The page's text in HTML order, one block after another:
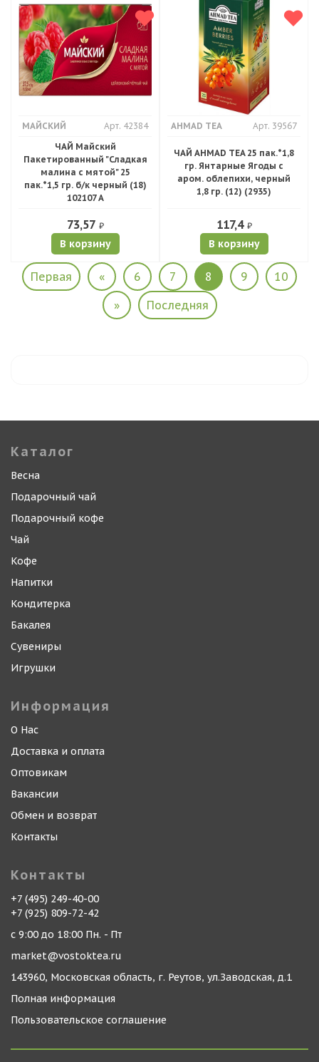
МАЙСКИЙ
Арт. 42384
ЧАЙ Майский
Пакетированный "Сладкая
малина с мятой" 25
пак.*1,5 гр. б/к черный (18)
102107 А
73,57 ₽
В корзину
AHMAD TEA Арт. 39567
ЧАЙ AHMAD TEA 25 пак.*1,8
гр. Янтарные Ягоды с
аром. облепихи, черный
1,8 гр. (12) (2935)
117,4 ₽
В корзину
Первая « 6 7 8 9
10
»
Последняя
Каталог
Весна
Подарочный чай
Подарочный кофе
Чай
Кофе
Напитки
Кондитерка
Бакалея
Сувениры
Игрушки
Информация
О Нас
Доставка и оплата
Оптовикам
Вакансии
Обмен и возврат
Контакты
Контакты
+7 (495) 249-40-00
+7 (925) 809-72-42
с 9:00 до 18:00 Пн. - Пт
market@vostoktea.ru
143960, Московская область, г. Реутов, ул.Заводская, д.1
Полная информация
Пользовательское соглашение